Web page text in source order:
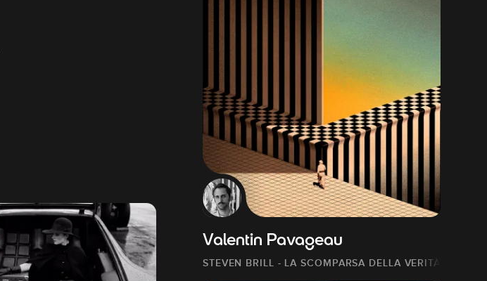
Valentin Pavageau
STEVEN BRILL - LA SCOMPARSA DELLA VERITÀ